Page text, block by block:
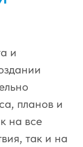
и
планов и
на все
так и на